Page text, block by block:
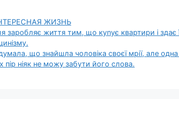
ЖИЗНЬ
заробляє життя тим, що куnує квартири і здає
що знайшла чоловіка своєї мрії, але
пір ніяк не можу забути його слова.